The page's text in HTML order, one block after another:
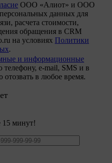
ООО «Алиот» и ООО
данных для
расчета стоимости,
обращения в CRM
на условиях Политики
.
и информационные
телефону, e-mail, SMS и в
в любое время.
15 минут!